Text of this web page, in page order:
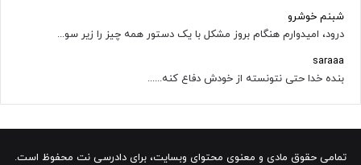
شبنم خوشرو
درود، امیدوارم هنگام بروز مشکل با یک دستور همه چیز را زیر سو...
saraaa
بنده خدا حتی نتونسته از خودش دفاع کنه......
تمامی حقوق مادی و معنوی محتوای وبسایت، برای دادرسی نت محفوظ است.